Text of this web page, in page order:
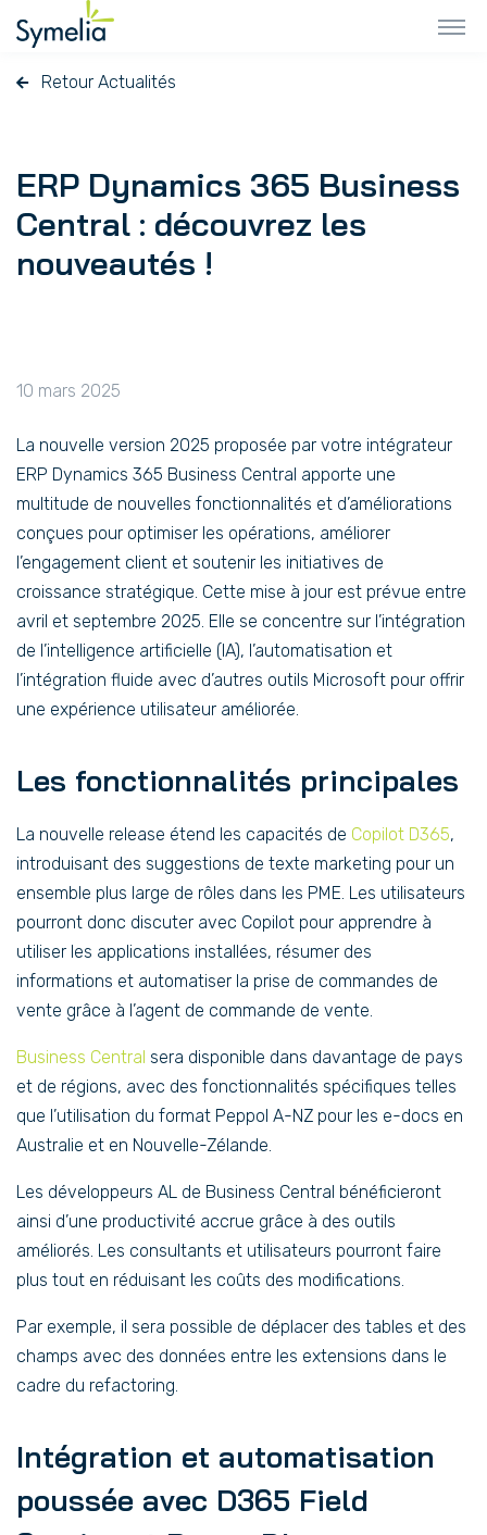
Retour Actualités
ERP Dynamics 365 Business
Central : découvrez les
nouveautés !
10 mars 2025
La nouvelle version 2025 proposée par votre intégrateur
ERP Dynamics 365 Business Central apporte une
multitude de nouvelles fonctionnalités et d’améliorations
conçues pour optimiser les opérations, améliorer
l’engagement client et soutenir les initiatives de
croissance stratégique. Cette mise à jour est prévue entre
avril et septembre 2025. Elle se concentre sur l’intégration
de l’intelligence artificielle (IA), l’automatisation et
l’intégration fluide avec d’autres outils Microsoft pour offrir
une expérience utilisateur améliorée.
Les fonctionnalités principales
La nouvelle release étend les capacités de Copilot D365,
introduisant des suggestions de texte marketing pour un
ensemble plus large de rôles dans les PME. Les utilisateurs
pourront donc discuter avec Copilot pour apprendre à
utiliser les applications installées, résumer des
informations et automatiser la prise de commandes de
vente grâce à l’agent de commande de vente.
Business Central sera disponible dans davantage de pays
et de régions, avec des fonctionnalités spécifiques telles
que l’utilisation du format Peppol A-NZ pour les e-docs en
Australie et en Nouvelle-Zélande.
Les développeurs AL de Business Central bénéficieront
ainsi d’une productivité accrue grâce à des outils
améliorés. Les consultants et utilisateurs pourront faire
plus tout en réduisant les coûts des modifications.
Par exemple, il sera possible de déplacer des tables et des
champs avec des données entre les extensions dans le
cadre du refactoring.
Intégration et automatisation
poussée avec D365 Field